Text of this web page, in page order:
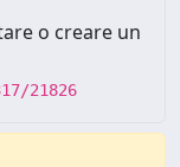
o creare un
21826